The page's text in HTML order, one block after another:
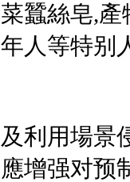
蠶絲皂,
人等特别
利用場景
增强对预